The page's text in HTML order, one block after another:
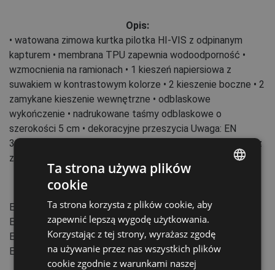
Opis:
• watowana zimowa kurtka pilotka HI-VIS z odpinanym
kapturem • membrana TPU zapewnia wodoodporność •
wzmocnienia na ramionach • 1 kieszeń napiersiowa z
suwakiem w kontrastowym kolorze • 2 kieszenie boczne • 2
zamykane kieszenie wewnętrzne • odblaskowe
wykończenie • nadrukowane taśmy odblaskowe o
szerokości 5 cm • dekoracyjne przeszycia Uwaga: EN
342:2017 Icler (B) 0.336 m2K/W spełniona w zestawieniu z
zimowymi ogrodniczkami KNOXFIELD HVPS
EN ISO 13688:2013+A1:2021
EN 342
:2017
EN 343
:2019 (3)
EN ISO 20471:2013+A1:2016 (Class: 3)
CZECH
HUNGARIAN
SLOVAK
Ta strona używa plików
cookie
Ta strona korzysta z plików cookie, aby
zapewnić lepszą wygodę użytkowania.
Korzystając z tej strony, wyrażasz zgodę
na używanie przez nas wszystkich plików
cookie zgodnie z warunkami naszej